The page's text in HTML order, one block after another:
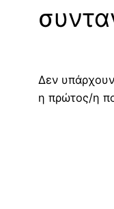
Δεν
η πρώτος/η